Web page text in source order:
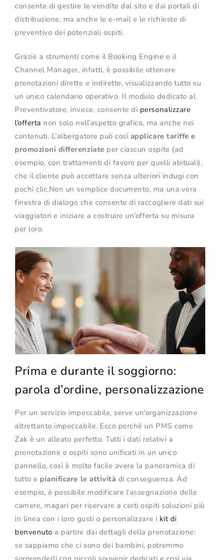
consente di gestire le vendite dal sito e dai portali di
distribuzione, ma anche le e-mail e le richieste di
preventivo dei potenziali ospiti.
Grazie a strumenti come il Booking Engine e il
Channel Manager, infatti, è possibile ottenere
prenotazioni dirette e indirette, visualizzando tutto su
un unico calendario operativo. Il modulo dedicato al
Preventivatore, invece, consente di personalizzare
l’offerta non solo nell’aspetto grafico, ma anche nei
contenuti. L’albergatore può così applicare tariffe e
promozioni differenziate per ciascun ospite (ad
esempio, con trattamenti di favore per quelli abituali),
che il cliente può accettare senza ulteriori indugi con
pochi clic.Non un semplice documento, ma una vera
finestra di dialogo che consente di raccogliere dati sui
viaggiatori e iniziare a costruire un’offerta su misura
per loro.
Prima e durante il soggiorno:
parola d’ordine, personalizzazione
Per un servizio impeccabile, serve un’organizzazione
altrettanto impeccabile. Ecco perché un PMS come
Zak è un alleato perfetto. Tutti i dati relativi a
prenotazione e ospiti sono unificati in un unico
pannello, così è molto facile avere la panoramica di
tutto e pianificare le attività di conseguenza. Ad
esempio, è possibile modificare l’assegnazione delle
camere, magari per riservare a certi ospiti soluzioni più
in linea con i loro gusti o personalizzare i kit di
benvenuto a partire dai dettagli della prenotazione:
se sappiamo che ci sono dei bambini, potremmo